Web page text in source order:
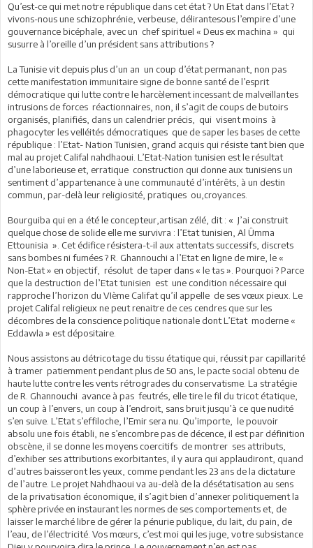
Qu’est-ce qui met notre république dans cet état ? Un Etat dans l’Etat ?
vivons-nous une schizophrénie, verbeuse, délirantesous l’empire d’une
gouvernance bicéphale, avec un chef spirituel « Deus ex machina » qui
susurre à l’oreille d’un président sans attributions ?
La Tunisie vit depuis plus d’un an un coup d’état permanant, non pas
cette manifestation immunitaire signe de bonne santé de l’esprit
démocratique qui lutte contre le harcèlement incessant de malveillantes
intrusions de forces réactionnaires, non, il s’agit de coups de butoirs
organisés, planifiés, dans un calendrier précis, qui visent moins à
phagocyter les velléités démocratiques que de saper les bases de cette
république : l’Etat- Nation Tunisien, grand acquis qui résiste tant bien que
mal au projet Califal nahdhaoui. L’Etat-Nation tunisien est le résultat
d’une laborieuse et, erratique construction qui donne aux tunisiens un
sentiment d’appartenance à une communauté d’intérêts, à un destin
commun, par-delà leur religiosité, pratiques ou,croyances.
Bourguiba qui en a été le concepteur,artisan zélé, dit : « J’ai construit
quelque chose de solide elle me survivra : l’Etat tunisien, Al Ûmma
Ettounisia ». Cet édifice résistera-t-il aux attentats successifs, discrets
sans bombes ni fumées ? R. Ghannouchi a l’Etat en ligne de mire, le «
Non-Etat » en objectif, résolut de taper dans « le tas ». Pourquoi ? Parce
que la destruction de l’Etat tunisien est une condition nécessaire qui
rapproche l’horizon du VIème Califat qu’il appelle de ses vœux pieux. Le
projet Califal religieux ne peut renaitre de ces cendres que sur les
décombres de la conscience politique nationale dont L’Etat moderne «
Eddawla » est dépositaire.
Nous assistons au détricotage du tissu étatique qui, réussit par capillarité
à tramer patiemment pendant plus de 50 ans, le pacte social obtenu de
haute lutte contre les vents rétrogrades du conservatisme. La stratégie
de R. Ghannouchi avance à pas feutrés, elle tire le fil du tricot étatique,
un coup à l’envers, un coup à l’endroit, sans bruit jusqu’à ce que nudité
s’en suive. L’Etat s’effiloche, l’Emir sera nu. Qu’importe, le pouvoir
absolu une fois établi, ne s’encombre pas de décence, il est par définition
obscène, il se donne les moyens coercitifs de montrer ses attributs,
d’exhiber ses attributions exorbitantes, il y aura qui applaudiront, quand
d’autres baisseront les yeux, comme pendant les 23 ans de la dictature
de l’autre. Le projet Nahdhaoui va au-delà de la désétatisation au sens
de la privatisation économique, il s’agit bien d’annexer politiquement la
sphère privée en instaurant les normes de ses comportements et, de
laisser le marché libre de gérer la pénurie publique, du lait, du pain, de
l’eau, de l’électricité. Vos mœurs, c’est moi qui les juge, votre subsistance